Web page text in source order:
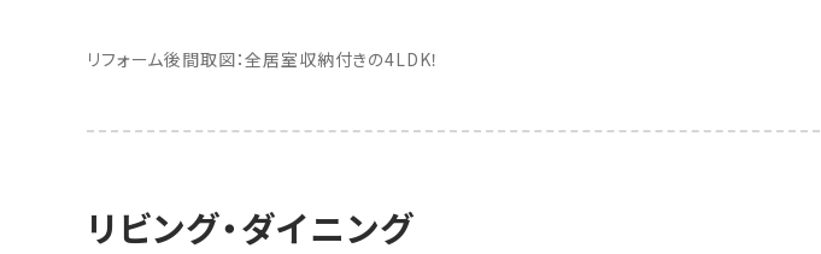
リフォーム後間取図：全居室収納付きの4LDK！
リビング・ダイニング